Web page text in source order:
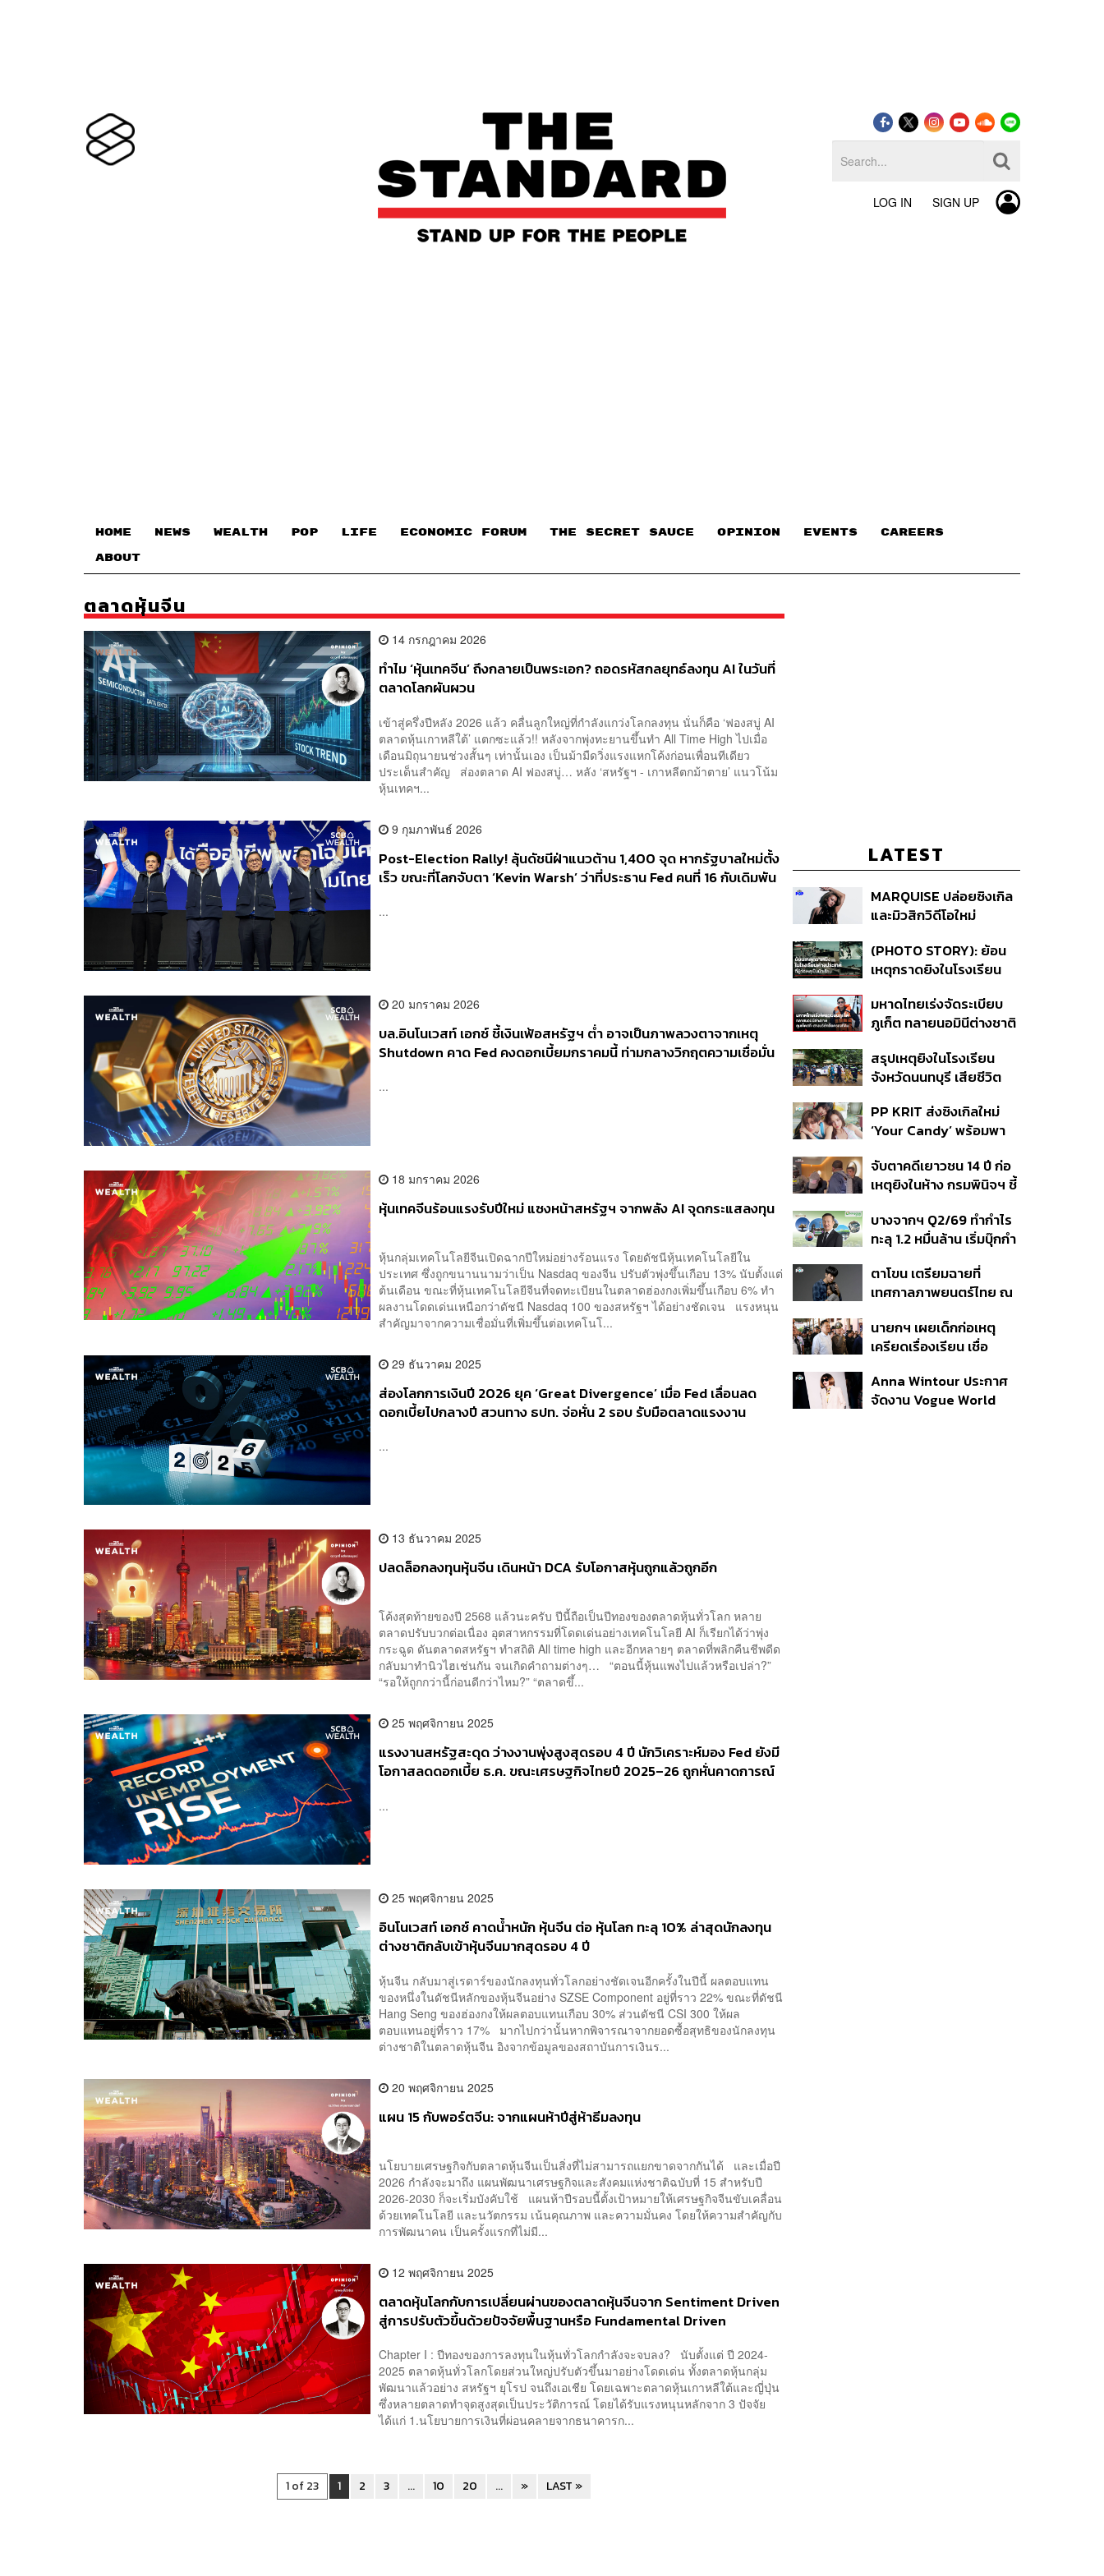
LOG IN SIGN UP
HOME NEWS WEALTH POP LIFE ECONOMIC FORUM THE SECRET SAUCE​ OPINION EVENTS CAREERS
ABOUT
ตลาดหุ้นจีน
14 กรกฎาคม 2026
ทำไม ‘หุ้นเทคจีน’ ถึงกลายเป็นพระเอก? ถอดรหัสกลยุทธ์ลงทุน AI ในวันที่
ตลาดโลกผันผวน
เข้าสู่ครึ่งปีหลัง 2026 แล้ว คลื่นลูกใหญ่ที่กำลังแกว่งโลกลงทุน นั่นก็คือ ‘ฟองสบู่ AI
ตลาดหุ้นเกาหลีใต้’ แตกซะแล้ว!! หลังจากพุ่งทะยานขึ้นทำ All Time High ไปเมื่อ
เดือนมิถุนายนช่วงสั้นๆ เท่านั้นเอง เป็นม้ามืดวิ่งแรงแหกโค้งก่อนเพื่อนทีเดียว
ประเด็นสำคัญ ส่องตลาด AI ฟองสบู่… หลัง ‘สหรัฐฯ - เกาหลีตกม้าตาย’ แนวโน้ม
หุ้นเทคฯ...
9 กุมภาพันธ์ 2026
Post-Election Rally! ลุ้นดัชนีฝ่าแนวต้าน 1,400 จุด หากรัฐบาลใหม่ตั้ง
เร็ว ขณะที่โลกจับตา ‘Kevin Warsh’ ว่าที่ประธาน Fed คนที่ 16 กับเดิมพัน
...
20 มกราคม 2026
บล.อินโนเวสท์ เอกซ์ ชี้เงินเฟ้อสหรัฐฯ ต่ำ อาจเป็นภาพลวงตาจากเหตุ
Shutdown คาด Fed คงดอกเบี้ยมกราคมนี้ ท่ามกลางวิกฤตความเชื่อมั่น
...
18 มกราคม 2026
หุ้นเทคจีนร้อนแรงรับปีใหม่ แซงหน้าสหรัฐฯ จากพลัง AI จุดกระแสลงทุน
หุ้นกลุ่มเทคโนโลยีจีนเปิดฉากปีใหม่อย่างร้อนแรง โดยดัชนีหุ้นเทคโนโลยีใน
ประเทศ ซึ่งถูกขนานนามว่าเป็น Nasdaq ของจีน ปรับตัวพุ่งขึ้นเกือบ 13% นับตั้งแต่
ต้นเดือน ขณะที่หุ้นเทคโนโลยีจีนที่จดทะเบียนในตลาดฮ่องกงเพิ่มขึ้นเกือบ 6% ทำ
ผลงานโดดเด่นเหนือกว่าดัชนี Nasdaq 100 ของสหรัฐฯ ได้อย่างชัดเจน แรงหนุน
สำคัญมาจากความเชื่อมั่นที่เพิ่มขึ้นต่อเทคโนโ...
29 ธันวาคม 2025
ส่องโลกการเงินปี 2026 ยุค ‘Great Divergence’ เมื่อ Fed เลื่อนลด
ดอกเบี้ยไปกลางปี สวนทาง ธปท. จ่อหั่น 2 รอบ รับมือตลาดแรงงาน
...
13 ธันวาคม 2025
ปลดล็อกลงทุนหุ้นจีน เดินหน้า DCA รับโอกาสหุ้นถูกแล้วถูกอีก
โค้งสุดท้ายของปี 2568 แล้วนะครับ ปีนี้ถือเป็นปีทองของตลาดหุ้นทั่วโลก หลาย
ตลาดปรับบวกต่อเนื่อง อุตสาหกรรมที่โดดเด่นอย่างเทคโนโลยี AI ก็เรียกได้ว่าพุ่ง
กระฉูด ดันตลาดสหรัฐฯ ทำสถิติ All time high และอีกหลายๆ ตลาดที่พลิกคืนชีพดีด
กลับมาทำนิวไฮเช่นกัน จนเกิดคำถามต่างๆ… “ตอนนี้หุ้นแพงไปแล้วหรือเปล่า?”
“รอให้ถูกกว่านี้ก่อนดีกว่าไหม?” “ตลาดขึ้...
25 พฤศจิกายน 2025
แรงงานสหรัฐสะดุด ว่างงานพุ่งสูงสุดรอบ 4 ปี นักวิเคราะห์มอง Fed ยังมี
โอกาสลดดอกเบี้ย ธ.ค. ขณะเศรษฐกิจไทยปี 2025–26 ถูกหั่นคาดการณ์
...
25 พฤศจิกายน 2025
อินโนเวสท์ เอกซ์ คาดน้ำหนัก หุ้นจีน ต่อ หุ้นโลก ทะลุ 10% ล่าสุดนักลงทุน
ต่างชาติกลับเข้าหุ้นจีนมากสุดรอบ 4 ปี
หุ้นจีน กลับมาสู่เรดาร์ของนักลงทุนทั่วโลกอย่างชัดเจนอีกครั้งในปีนี้ ผลตอบแทน
ของหนึ่งในดัชนีหลักของหุ้นจีนอย่าง SZSE Component อยู่ที่ราว 22% ขณะที่ดัชนี
Hang Seng ของฮ่องกงให้ผลตอบแทนเกือบ 30% ส่วนดัชนี CSI 300 ให้ผล
ตอบแทนอยู่ที่ราว 17% มากไปกว่านั้นหากพิจารณาจากยอดซื้อสุทธิของนักลงทุน
ต่างชาติในตลาดหุ้นจีน อิงจากข้อมูลของสถาบันการเงินร...
20 พฤศจิกายน 2025
แผน 15 กับพอร์ตจีน: จากแผนห้าปีสู่ห้าธีมลงทุน
นโยบายเศรษฐกิจกับตลาดหุ้นจีนเป็นสิ่งที่ไม่สามารถแยกขาดจากกันได้ และเมื่อปี
2026 กำลังจะมาถึง แผนพัฒนาเศรษฐกิจและสังคมแห่งชาติฉบับที่ 15 สำหรับปี
2026-2030 ก็จะเริ่มบังคับใช้ แผนห้าปีรอบนี้ตั้งเป้าหมายให้เศรษฐกิจจีนขับเคลื่อน
ด้วยเทคโนโลยี และนวัตกรรม เน้นคุณภาพ และความมั่นคง โดยให้ความสำคัญกับ
การพัฒนาคน เป็นครั้งแรกที่ไม่มี...
12 พฤศจิกายน 2025
ตลาดหุ้นโลกกับการเปลี่ยนผ่านของตลาดหุ้นจีนจาก Sentiment Driven
สู่การปรับตัวขึ้นด้วยปัจจัยพื้นฐานหรือ Fundamental Driven
Chapter I : ปีทองของการลงทุนในหุ้นทั่วโลกกำลังจะจบลง? นับตั้งแต่ ปี 2024-
2025 ตลาดหุ้นทั่วโลกโดยส่วนใหญ่ปรับตัวขึ้นมาอย่างโดดเด่น ทั้งตลาดหุ้นกลุ่ม
พัฒนาแล้วอย่าง สหรัฐฯ ยุโรป จนถึงเอเชีย โดยเฉพาะตลาดหุ้นเกาหลีใต้และญี่ปุ่น
ซึ่งหลายตลาดทำจุดสูงสุดเป็นประวัติการณ์ โดยได้รับแรงหนุนหลักจาก 3 ปัจจัย
ได้แก่ 1.นโยบายการเงินที่ผ่อนคลายจากธนาคารก...
1 of 23 1 2 3 ... 10 20 ... » LAST »
LATEST
MARQUISE ปล่อยซิงเกิล
และมิวสิกวิดีโอใหม่
สัมพันธ์สุด Toxic
(PHOTO STORY): ย้อน
เหตุกราดยิงในโรงเรียน
นักเรียน
มหาดไทยเร่งจัดระเบียบ
ภูเก็ต ทลายนอมินีต่างชาติ
ที่ดิน เคลียร์ใบอนุญาต
โรงแรมค้าง 7 ปี
สรุปเหตุยิงในโรงเรียน
จังหวัดนนทบุรี เสียชีวิต
ปมค้นประวัติคดีกราดยิงที่
สหรัฐฯ
PP KRIT ส่งซิงเกิลใหม่
‘Your Candy’ พร้อมพา
สิกวิดีโอ
จับตาคดีเยาวชน 14 ปี ก่อ
เหตุยิงในห้าง กรมพินิจฯ ชี้
เนื่อง ประเมินปล่อยตัว
บางจากฯ Q2/69 ทำกำไร
ทะลุ 1.2 หมื่นล้าน เริ่มบุ๊กกำ
แรก หนุนรายได้ครึ่งปีทะลุ
3.2 แสนล้าน
ตาโขน เตรียมฉายที่
เทศกาลภาพยนตร์ไทย ณ
นายกฯ เผยเด็กก่อเหตุ
เครียดเรื่องเรียน เชื่อ
กระสุนอีกกว่า 30 นัด หาก
ไม่จบชีวิตตัวเองอาจสูญ
Anna Wintour ประกาศ
จัดงาน Vogue World